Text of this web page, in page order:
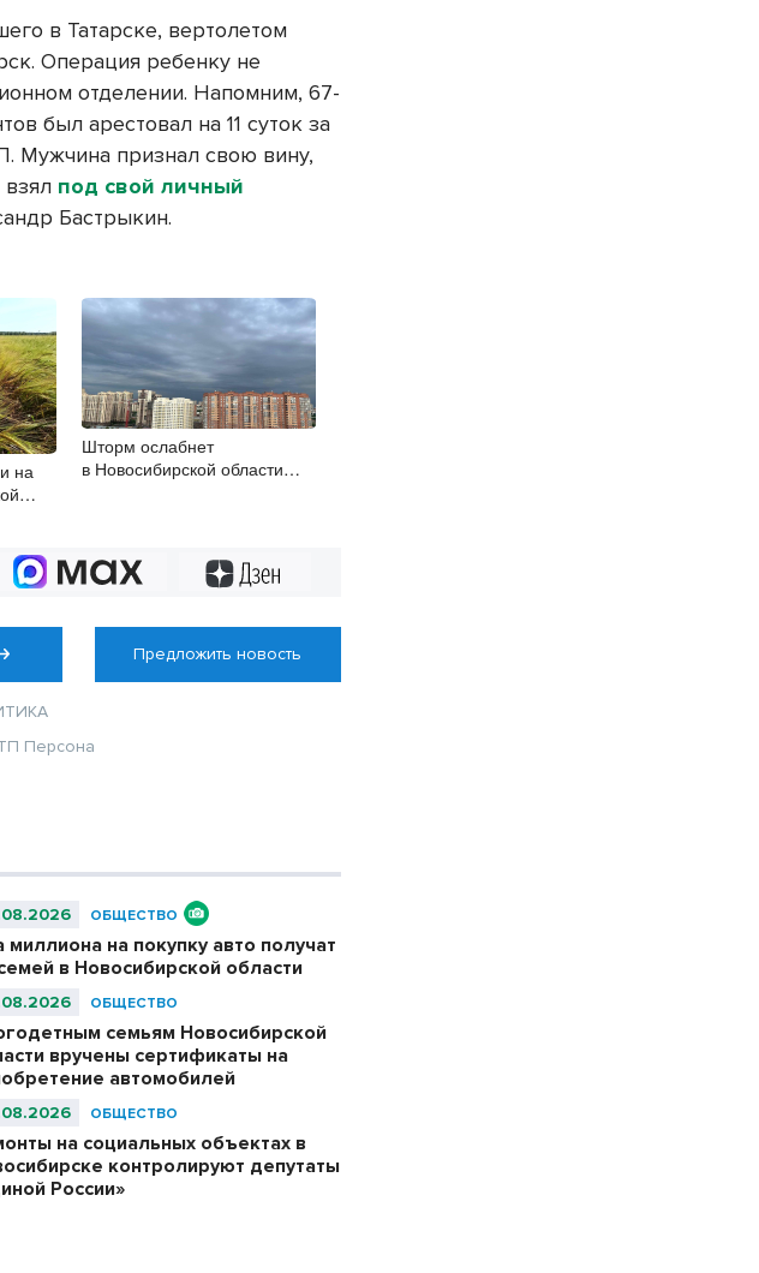
в Татарске, вертолетом
Операция ребенку не
отделении. Напомним, 67-
был арестовал на 11 суток за
Мужчина признал свою вину,
под свой личный
Бастрыкин.
на
Шторм ослабнет
в Новосибирской области
Предложить новость
Персона
ОБЩЕСТВО
миллиона на покупку авто получат
в Новосибирской области
ОБЩЕСТВО
семьям Новосибирской
вручены сертификаты на
автомобилей
ОБЩЕСТВО
на социальных объектах в
контролируют депутаты
России»